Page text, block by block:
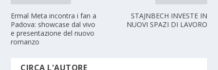
Ermal Meta incontra i fan a
Padova: showcase dal vivo
e presentazione del nuovo
romanzo
STAJNBECH INVESTE IN
NUOVI SPAZI DI LAVORO
CIRCA L'AUTORE